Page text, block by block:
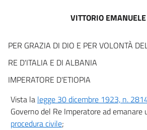
Sezione II
Della competenza per materia e
art. 8
art. 9
art. 10
VITTORIO
PER GRAZIA DI DIO E PER VOLONTÀ
RE D'ITALIA E DI ALBANIA
IMPERATORE D'ETIOPIA
Vista la legge 30 dicembre 1923, n.
Governo del Re Imperatore ad emanare
procedura civile;